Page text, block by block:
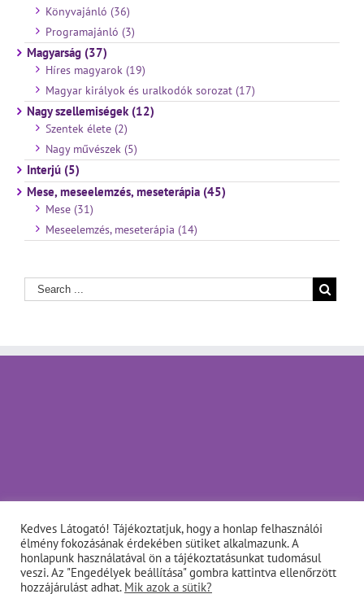
Könyvajánló (36)
Programajánló (3)
Magyarság (37)
Híres magyarok (19)
Magyar királyok és uralkodók sorozat (17)
Nagy szellemiségek (12)
Szentek élete (2)
Nagy művészek (5)
Interjú (5)
Mese, meseelemzés, meseterápia (45)
Mese (31)
Meseelemzés, meseterápia (14)
Kedves Látogató! Tájékoztatjuk, hogy a honlap felhasználói
élmény fokozásának érdekében sütiket alkalmazunk. A
honlapunk használatával ön a tájékoztatásunkat tudomásul
veszi. Az "Engedélyek beállítása" gombra kattintva ellenőrzött
hozzájárulást adhat. Mik azok a sütik?